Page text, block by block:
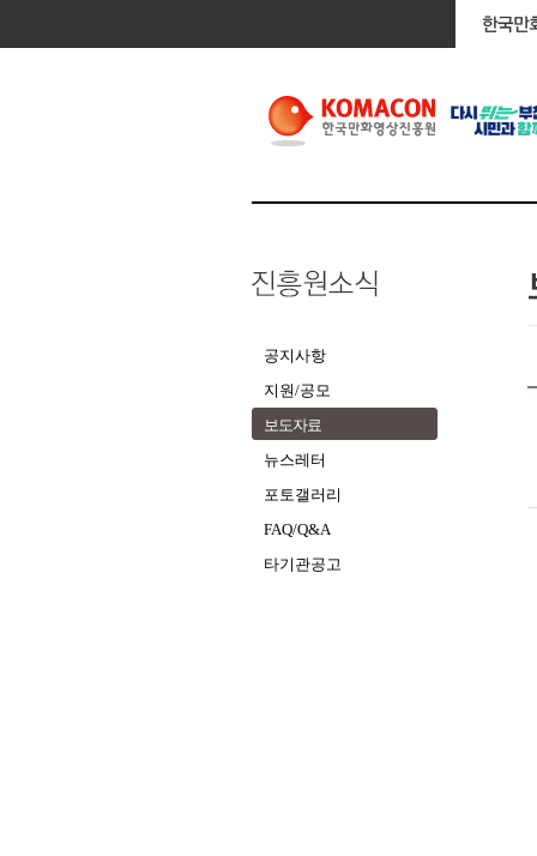
공지사항
지원/공모
보도자료
뉴스레터
포토갤러리
FAQ/Q&A
타기관공고